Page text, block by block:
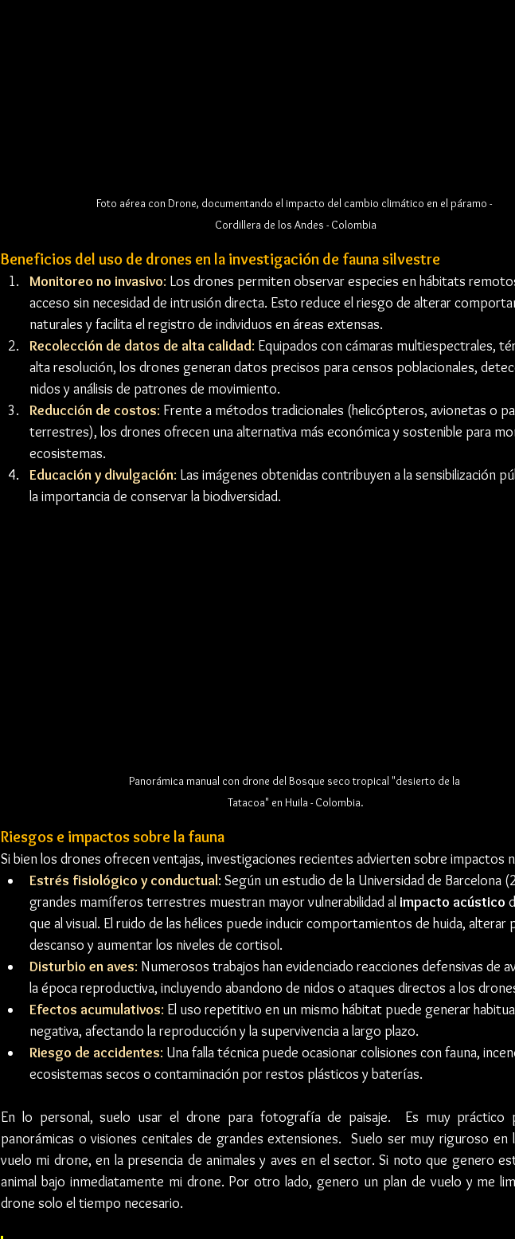
Foto aérea con Drone, documentando el impacto del cambio climático en el páramo -
Cordillera de los Andes - Colombia
Beneficios del uso de drones en la investigación de fauna silvestre
Monitoreo no invasivo: Los drones permiten observar especies en hábitats
acceso sin necesidad de intrusión directa. Esto reduce el riesgo de alterar
naturales y facilita el registro de individuos en áreas extensas.
Recolección de datos de alta calidad: Equipados con cámaras multiespectrales,
alta resolución, los drones generan datos precisos para censos poblacionales,
nidos y análisis de patrones de movimiento.
Reducción de costos: Frente a métodos tradicionales (helicópteros, avionetas o
terrestres), los drones ofrecen una alternativa más económica y sostenible para
ecosistemas.
Educación y divulgación: Las imágenes obtenidas contribuyen a la sensibilización
la importancia de conservar la biodiversidad.
Panorámica manual con drone del Bosque seco tropical "desierto de la
Tatacoa" en Huila - Colombia.
Riesgos e impactos sobre la fauna
Si bien los drones ofrecen ventajas, investigaciones recientes advierten sobre impactos
Estrés fisiológico y conductual: Según un estudio de la Universidad de Barcelona
grandes mamíferos terrestres muestran mayor vulnerabilidad al impacto acústico
que al visual. El ruido de las hélices puede inducir comportamientos de huida, alterar
descanso y aumentar los niveles de cortisol.
Disturbio en aves: Numerosos trabajos han evidenciado reacciones defensivas de
la época reproductiva, incluyendo abandono de nidos o ataques directos a los
Efectos acumulativos: El uso repetitivo en un mismo hábitat puede generar
negativa, afectando la reproducción y la supervivencia a largo plazo.
Riesgo de accidentes: Una falla técnica puede ocasionar colisiones con fauna,
ecosistemas secos o contaminación por restos plásticos y baterías.
En lo personal, suelo usar el drone para fotografía de paisaje.  Es muy práctico
panorámicas o visiones cenitales de grandes extensiones.  Suelo ser muy riguroso en
vuelo mi drone, en la presencia de animales y aves en el sector. Si noto que genero
animal bajo inmediatamente mi drone. Por otro lado, genero un plan de vuelo y me
drone solo el tiempo necesario.